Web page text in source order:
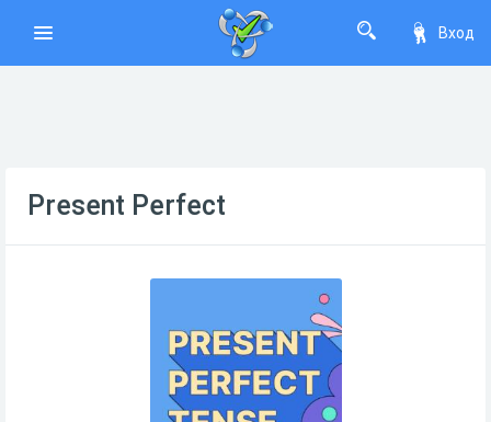
Вход
Present Perfect